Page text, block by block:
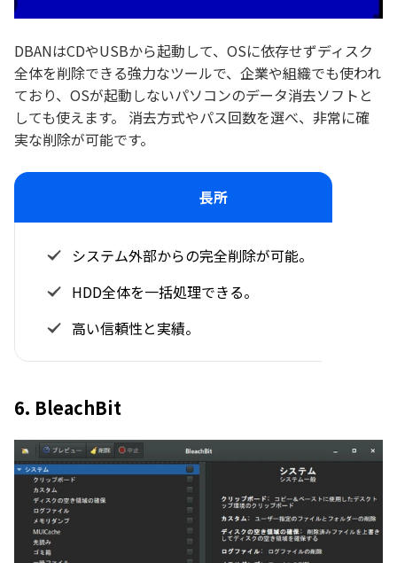
DBANはCDやUSBから起動して、OSに依存せずディスク
全体を削除できる強力なツールで、企業や組織でも使われ
ており、OSが起動しないパソコンのデータ消去ソフトと
しても使えます。 消去方式やパス回数を選べ、非常に確
実な削除が可能です。
長所
システム外部からの完全削除が可能。
HDD全体を一括処理できる。
高い信頼性と実績。
6. BleachBit